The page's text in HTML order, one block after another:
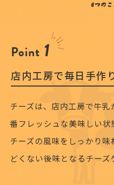
Point 1
店内工房で毎日手作
チーズは、店内工房で牛
番フレッシュな美味しい状
チーズの風味をしっかり味
どくない後味となるチーズ